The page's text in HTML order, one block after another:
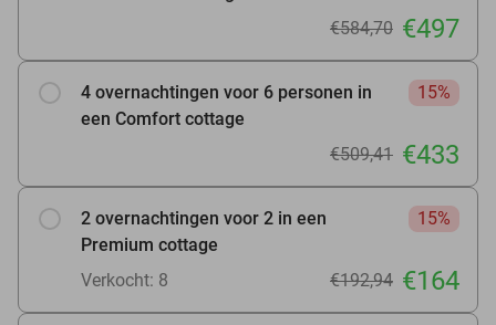
€584,70 €497
4 overnachtingen voor 6 personen in
een Comfort cottage
15%
€509,41 €433
2 overnachtingen voor 2 in een
Premium cottage
15%
Verkocht: 8 €192,94 €164